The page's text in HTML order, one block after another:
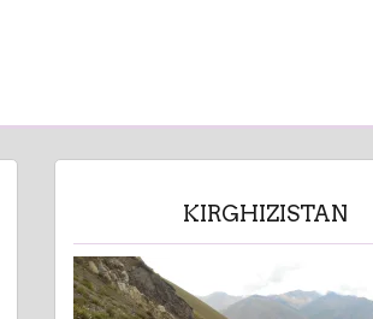
KIRGHIZISTAN